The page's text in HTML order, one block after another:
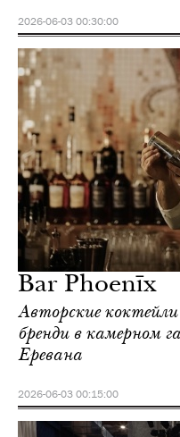
2026-06-03 00:30:00
Bar Phoenīx
Авторские коктейли
бренди в камерном
Еревана
2026-06-03 00:15:00
Guide